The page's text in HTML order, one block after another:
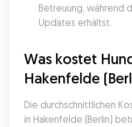
Betreuung, während
Updates erhältst.
Was kostet
Hakenfelde
Die durchschnittlichen
in Hakenfelde (Berlin)